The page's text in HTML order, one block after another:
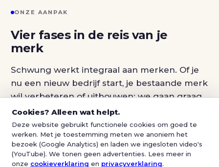
ONZE AANPAK
Vier fases in de reis van je
merk
Schwung werkt integraal aan merken. Of je
nu een nieuw bedrijf start, je bestaande merk
wil verbeteren of uitbouwen: we gaan graag
voor je aan de slag. Ons doel is merken
mooier, sterker en relevanter maken.
01
Cookies? Alleen wat helpt.
Deze website gebruikt functionele cookies om goed te
werken. Met je toestemming meten we anoniem het
bezoek (Google Analytics) en laden we ingesloten video's
(YouTube). We tonen geen advertenties. Lees meer in
onze cookieverklaring en privacyverklaring.